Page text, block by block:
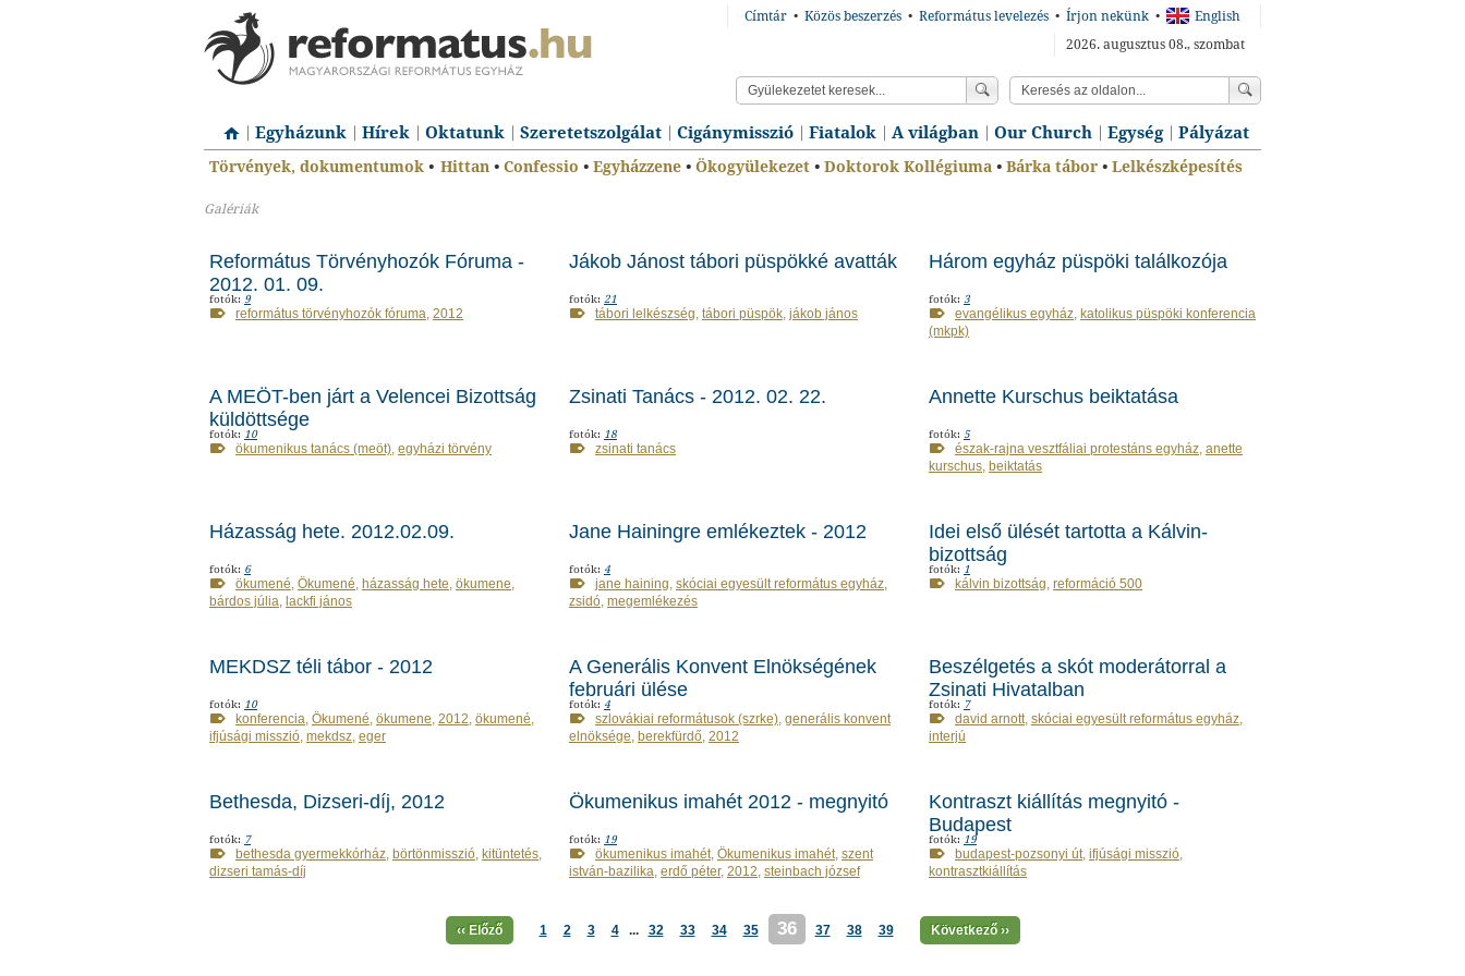
Címtár • Közös beszerzés • Református levelezés • Írjon nekünk •
English
2026. augusztus 08., szombat
Egyházunk Hírek Oktatunk Szeretetszolgálat Cigánymisszió Fiatalok A világban Our Church Egység Pályázat
Törvények, dokumentumok • Hittan • Confessio • Egyházzene • Ökogyülekezet • Doktorok Kollégiuma • Bárka tábor • Lelkészképesítés
Galériák
Református Törvényhozók Fóruma -
2012. 01. 09.
fotók: 9
református törvényhozók fóruma, 2012
Jákob Jánost tábori püspökké avatták
fotók: 21
tábori lelkészség, tábori püspök, jákob jános
Három egyház püspöki találkozója
fotók: 3
evangélikus egyház, katolikus püspöki konferencia
(mkpk)
A MEÖT-ben járt a Velencei Bizottság
küldöttsége
fotók: 10
ökumenikus tanács (meöt), egyházi törvény
Zsinati Tanács - 2012. 02. 22.
fotók: 18
zsinati tanács
Annette Kurschus beiktatása
fotók: 5
észak-rajna vesztfáliai protestáns egyház, anette
kurschus, beiktatás
Házasság hete. 2012.02.09.
fotók: 6
ökumené, Ökumené, házasság hete, ökumene,
bárdos júlia, lackfi jános
Jane Hainingre emlékeztek - 2012
fotók: 4
jane haining, skóciai egyesült református egyház,
zsidó, megemlékezés
Idei első ülését tartotta a Kálvin-
bizottság
fotók: 1
kálvin bizottság, reformáció 500
MEKDSZ téli tábor - 2012
fotók: 10
konferencia, Ökumené, ökumene, 2012, ökumené,
ifjúsági misszió, mekdsz, eger
A Generális Konvent Elnökségének
februári ülése
fotók: 4
szlovákiai reformátusok (szrke), generális konvent
elnöksége, berekfürdő, 2012
Beszélgetés a skót moderátorral a
Zsinati Hivatalban
fotók: 7
david arnott, skóciai egyesült református egyház,
interjú
Bethesda, Dizseri-díj, 2012
fotók: 7
bethesda gyermekkórház, börtönmisszió, kitüntetés,
dizseri tamás-díj
Ökumenikus imahét 2012 - megnyitó
fotók: 19
ökumenikus imahét, Ökumenikus imahét, szent
istván-bazilika, erdő péter, 2012, steinbach józsef
Kontraszt kiállítás megnyitó -
Budapest
fotók: 19
budapest-pozsonyi út, ifjúsági misszió,
kontrasztkiállítás
‹‹ Előző 1 2 3 4 ... 32 33 34 35 36 37 38 39 Következő ››